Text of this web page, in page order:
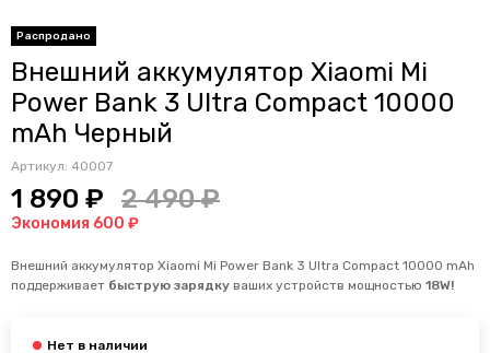
Распродано
Внешний аккумулятор Xiaomi Mi
Power Bank 3 Ultra Compact 10000
mAh Черный
Артикул: 40007
1 890 ₽ 2 490 ₽
Экономия 600 ₽
Внешний аккумулятор Xiaomi Mi Power Bank 3 Ultra Compact 10000 mAh
поддерживает быструю зарядку ваших устройств мощностью 18W!